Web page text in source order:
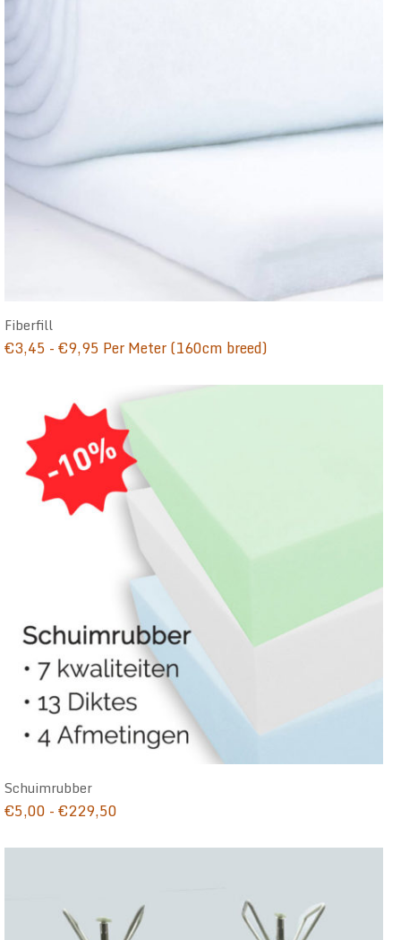
Fiberfill
€3,45 -€9,95 Prijsklasse:
€9,95
Per Meter (160cm breed)
Schuimrubber
€5,00 -€229,50
tot